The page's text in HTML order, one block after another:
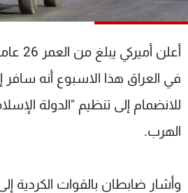
أعلن
في العراق هذا الاسبوع أنه سافر
للانضمام إلى تنظيم "الدولة
الهرب.
وأشار ضابطان بالقوات الكردية
عن MTV
لاعلاناتكم
وظائف
شروط